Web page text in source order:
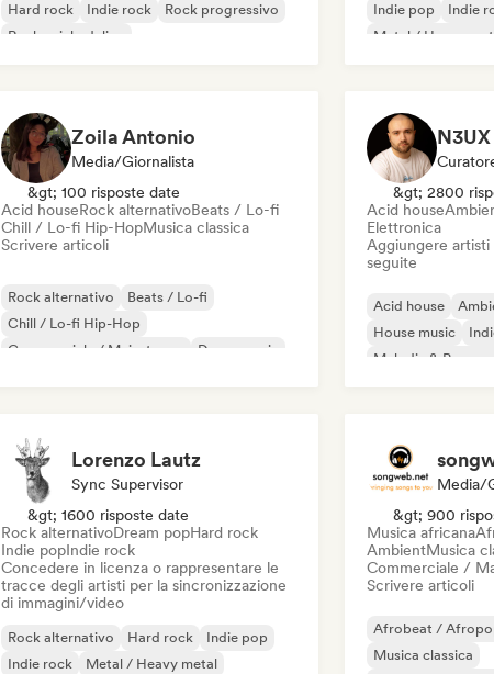
Hard rock
Indie rock
Rock progressivo
Rock psichedelico
Indie pop
Indie
Metal / Heavy
Zoila Antonio
Media/Giornalista
&gt; 100 risposte date
Acid houseRock alternativoBeats / Lo-fi
Chill / Lo-fi Hip-HopMusica classica
Scrivere articoli
Rock alternativo
Beats / Lo-fi
Chill / Lo-fi Hip-Hop
Commerciale / Mainstream
Dance music
N3UX
&gt; 2800
Acid house
Elettronica
Aggiungere artisti
seguite
Acid house
House music
Melodic &
Lorenzo Lautz
Sync Supervisor
&gt; 1600 risposte date
Rock alternativoDream popHard rock
Indie popIndie rock
Concedere in licenza o rappresentare le
tracce degli artisti per la sincronizzazione
di immagini/video
Rock alternativo Hard rock
Indie pop
Indie rock
Metal / Heavy metal
Media/
&gt; 900
Musica africana
AmbientMusica
Commerciale /
Scrivere articoli
Afrobeat /
Musica classica